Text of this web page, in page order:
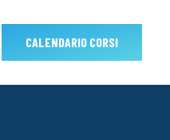
CALENDARIO CORSI